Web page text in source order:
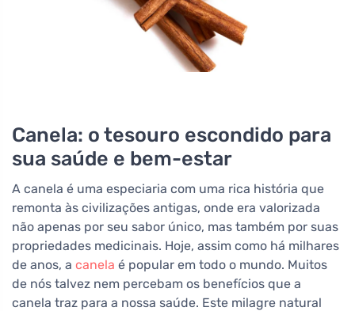
Canela: o tesouro escondido para
sua saúde e bem-estar
A canela é uma especiaria com uma rica história que
remonta às civilizações antigas, onde era valorizada
não apenas por seu sabor único, mas também por suas
propriedades medicinais. Hoje, assim como há milhares
de anos, a canela é popular em todo o mundo. Muitos
de nós talvez nem percebam os benefícios que a
canela traz para a nossa saúde. Este milagre natural